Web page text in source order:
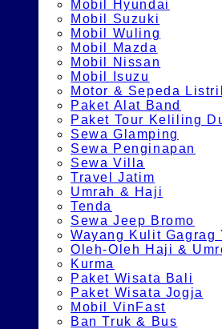
Mobil Hyundai
Mobil Suzuki
Mobil Wuling
Mobil Mazda
Mobil Nissan
Mobil Isuzu
Motor & Sepeda
Paket Alat Band
Paket Tour Keliling
Sewa Glamping
Sewa Penginapan
Sewa Villa
Travel Jatim
Umrah & Haji
Tenda
Sewa Jeep Bromo
Wayang Kulit Gagrag
Oleh-Oleh Haji &
Kurma
Paket Wisata Bali
Paket Wisata Jogja
Mobil VinFast
Ban Truk & Bus